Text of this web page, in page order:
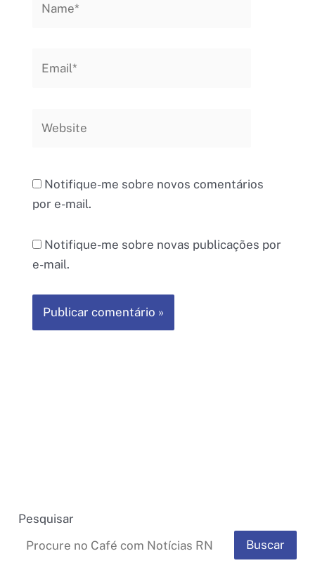
Notifique-me sobre novos comentários
por e-mail.
Notifique-me sobre novas publicações por
e-mail.
Pesquisar
Buscar